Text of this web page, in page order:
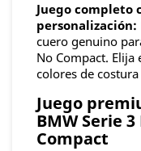
Juego completo
personalización:
cuero genuino
No Compact. Elija
colores de
Juego
BMW Serie 3
Compact